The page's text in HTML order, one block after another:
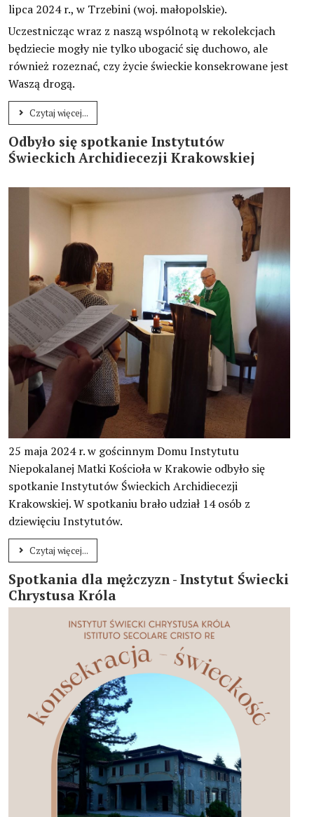
lipca 2024 r., w Trzebini (woj. małopolskie).
Uczestnicząc wraz z naszą wspólnotą w rekolekcjach
będziecie mogły nie tylko ubogacić się duchowo, ale
również rozeznać, czy życie świeckie konsekrowane jest
Waszą drogą.
Czytaj więcej...
Odbyło się spotkanie Instytutów
Świeckich Archidiecezji Krakowskiej
25 maja 2024 r. w gościnnym Domu Instytutu
Niepokalanej Matki Kościoła w Krakowie odbyło się
spotkanie Instytutów Świeckich Archidiecezji
Krakowskiej. W spotkaniu brało udział 14 osób z
dziewięciu Instytutów.
Czytaj więcej...
Spotkania dla mężczyzn - Instytut Świecki
Chrystusa Króla